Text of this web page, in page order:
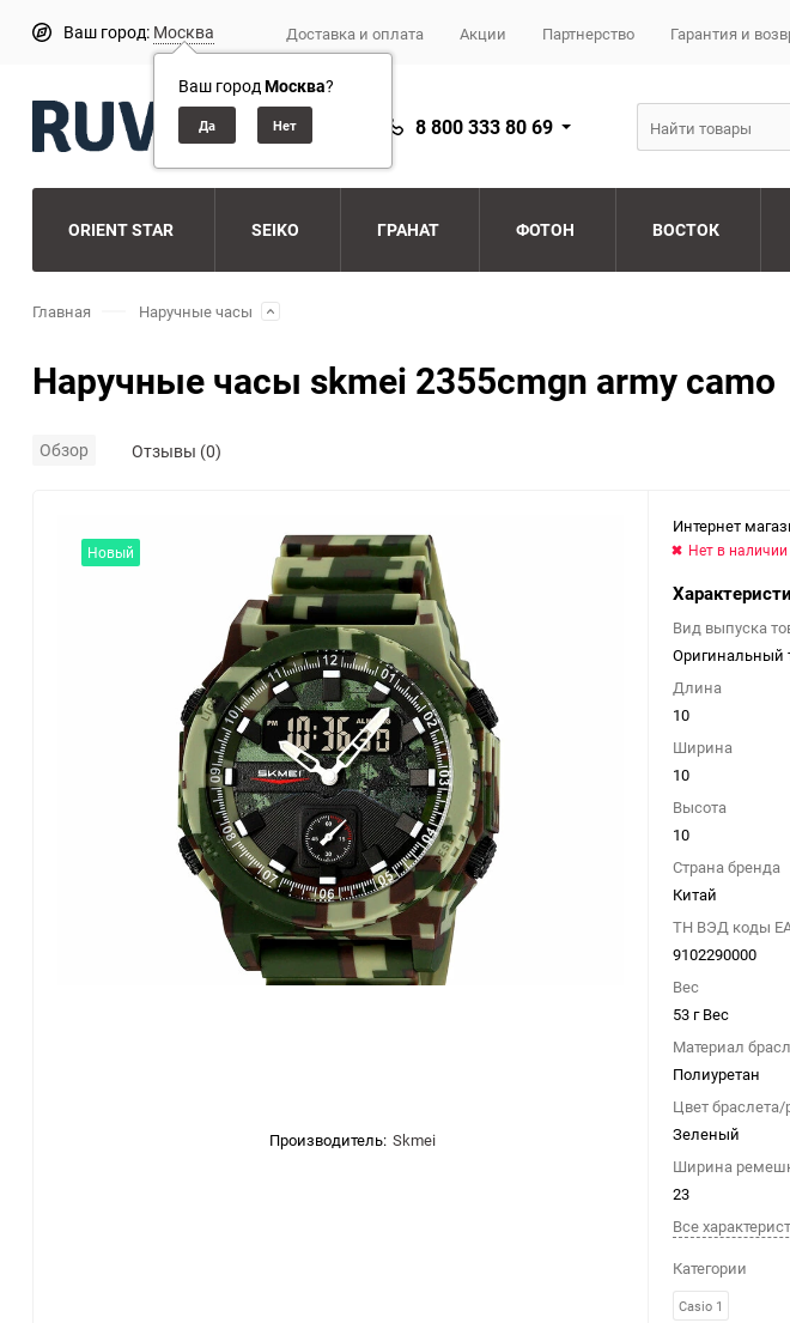
Ваш город: Москва
Ваш городМосква?
Доставка и оплата Акции Партнерство Гарантия и
8 800 333 80 69
ORIENT STAR SEIKO ГРАНАТ ФОТОН ВОСТОК
Главная Наручные часы
Наручные часы skmei 2355cmgn army camo
Обзор Отзывы (0)
Новый
Производитель: Skmei
Интернет
Нет в наличии
Вид выпуска
Оригинальный
Длина
10
Ширина
10
Высота
10
Страна бренда
Китай
ТН ВЭД коды
9102290000
Вес
53 г Вес
Материал
Полиуретан
Цвет
Зеленый
Ширина
23
Все
Категории
Casio 1